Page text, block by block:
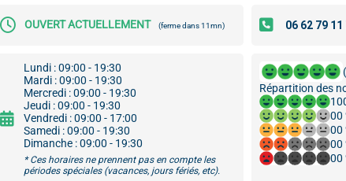
OUVERT ACTUELLEMENT (ferme dans 11mn)
Lundi : 09:00 - 19:30
Mardi : 09:00 - 19:30
Mercredi : 09:00 - 19:30
Jeudi : 09:00 - 19:30
Vendredi : 09:00 - 17:00
Samedi : 09:00 - 19:30
Dimanche : 09:00 - 19:30
* Ces horaires ne prennent pas en compte les
périodes spéciales (vacances, jours fériés, etc).
Répartition des
00
00
00
00